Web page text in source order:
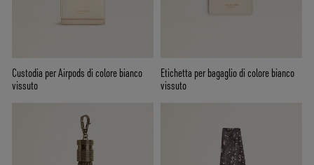
Custodia per Airpods di colore bianco
vissuto
Etichetta per bagaglio di colore bianco
vissuto